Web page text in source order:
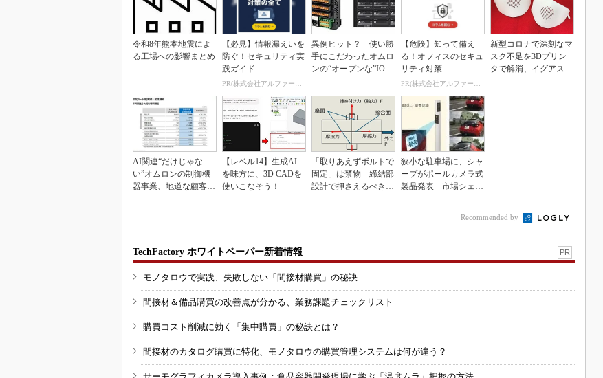
令和8年熊本地震によ
る工場への影響まとめ
【必見】情報漏えいを
防ぐ！セキュリティ実
践ガイド
PR(株式会社アルファーテクノ)
異例ヒット？ 使い勝
手にこだわったオムロ
ンの“オープンな”IO-L
【危険】知って備え
る！オフィスのセキュ
リティ対策
PR(株式会社アルファーテクノ)
新型コロナで深刻なマ
スク不足を3Dプリン
タで解消、イグアスが
AI関連“だけじゃな
い”オムロンの制御機
器事業、地道な顧客基
【レベル14】生成AI
を味方に、3D CADを
使いこなそう！
「取りあえずボルトで
固定」は禁物 締結部
設計で押さえるべき基
狭小な駐車場に、シャ
ープがポールカメラ式
製品発表 市場シェア
Recommended by
TechFactory ホワイトペーパー新着情報 PR
モノタロウで実践、失敗しない「間接材購買」の秘訣
間接材＆備品購買の改善点が分かる、業務課題チェックリスト
購買コスト削減に効く「集中購買」の秘訣とは？
間接材のカタログ購買に特化、モノタロウの購買管理システムは何が違う？